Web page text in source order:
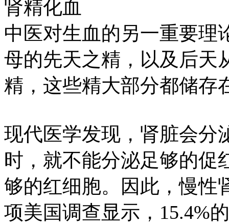
肾精化血
中医对生血的另一重要理
母的先天之精，以及后天
精，这些精大部分都储存
现代医学发现，肾脏会分
时，就不能分泌足够的促
够的红细胞。因此，慢性
项美国调查显示，15.4%